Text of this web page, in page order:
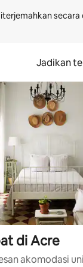
Jadikan
di Acre
akomodasi